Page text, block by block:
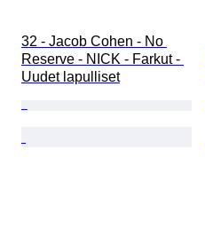
32 - Jacob Cohen - No
Reserve - NICK - Farkut -
Uudet lapulliset